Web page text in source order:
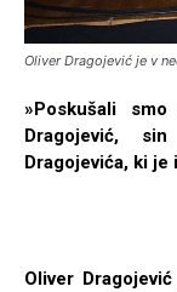
Oliver Dragojević je v
»Poskušali
Dragojević,
Dragojevića, ki
Oliver